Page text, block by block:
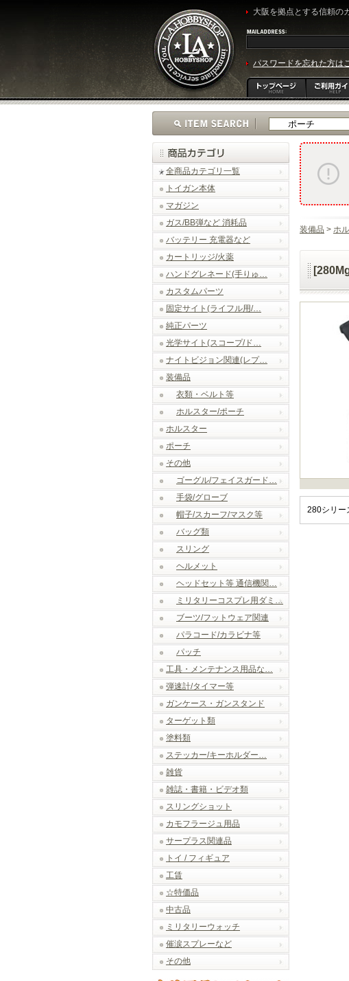
大阪を拠点とする信頼の
パスワードを忘れた方は
全商品カテゴリ一覧
トイガン本体
マガジン
ガス/BB弾など 消耗品
バッテリー 充電器など
カートリッジ/火薬
ハンドグレネード(手りゅ…
カスタムパーツ
固定サイト(ライフル用/…
純正パーツ
光学サイト(スコープ/ド…
ナイトビジョン関連(レプ…
装備品
衣類・ベルト等
ホルスター/ポーチ
ホルスター
ポーチ
その他
ゴーグル/フェイスガード…
手袋/グローブ
帽子/スカーフ/マスク等
バッグ類
スリング
ヘルメット
ヘッドセット等 通信機関…
ミリタリーコスプレ用ダミ…
ブーツ/フットウェア関連
パラコード/カラビナ等
パッチ
工具・メンテナンス用品な…
弾速計/タイマー等
ガンケース・ガンスタンド
ターゲット類
塗料類
ステッカー/キーホルダー…
雑貨
雑誌・書籍・ビデオ類
スリングショット
カモフラージュ用品
サープラス関連品
トイ / フィギュア
工賃
☆特価品
中古品
ミリタリーウォッチ
催涙スプレーなど
その他
装備品 > ホ
280シリー